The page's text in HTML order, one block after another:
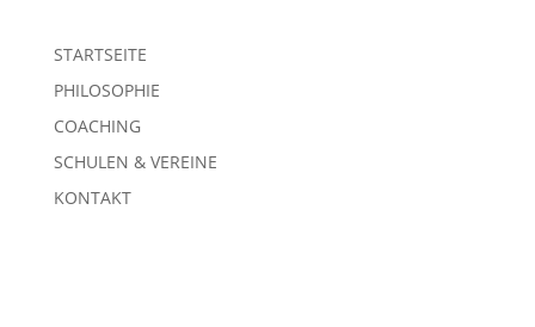
STARTSEITE
PHILOSOPHIE
COACHING
SCHULEN & VEREINE
KONTAKT